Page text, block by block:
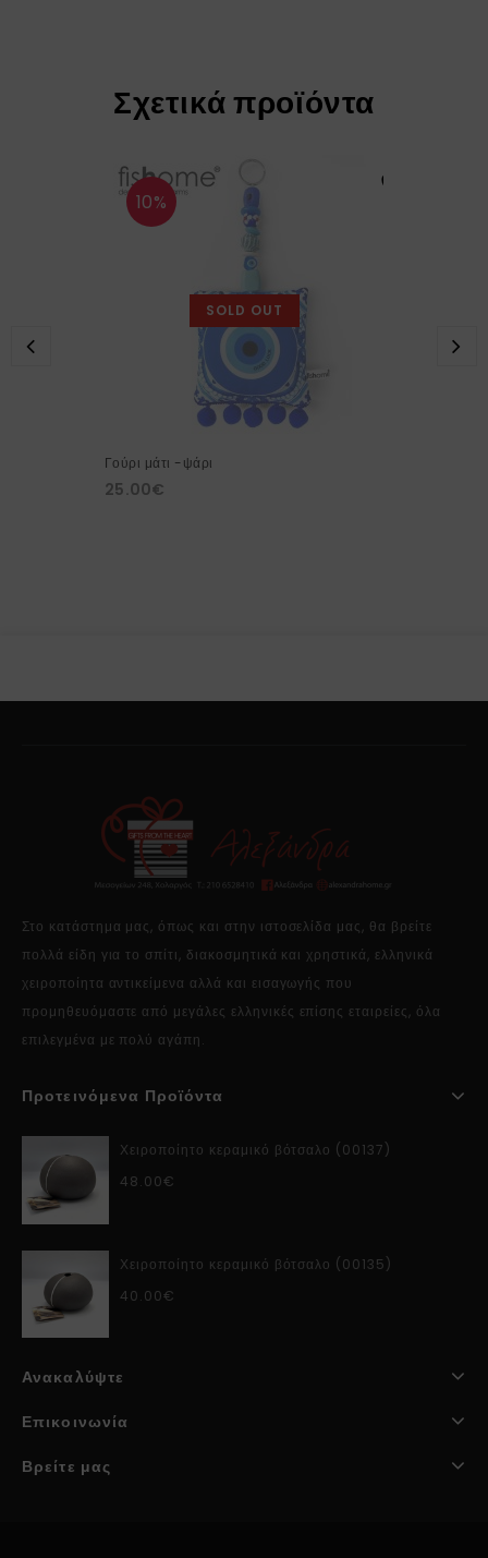
Σχετικά προϊόντα
10%
SOLD OUT
Γούρι μάτι -ψάρι
25.00€
Στο κατάστημα μας, όπως και στην ιστοσελίδα μας, θα βρείτε
πολλά είδη για το σπίτι, διακοσμητικά και χρηστικά, ελληνικά
χειροποίητα αντικείμενα αλλά και εισαγωγής που
προμηθευόμαστε από μεγάλες ελληνικές επίσης εταιρείες, όλα
επιλεγμένα με πολύ αγάπη.
Προτεινόμενα Προϊόντα
Χειροποίητο κεραμικό βότσαλο (00137)
48.00€
Χειροποίητο κεραμικό βότσαλο (00135)
40.00€
Ανακαλύψτε
Επικοινωνία
Βρείτε μας